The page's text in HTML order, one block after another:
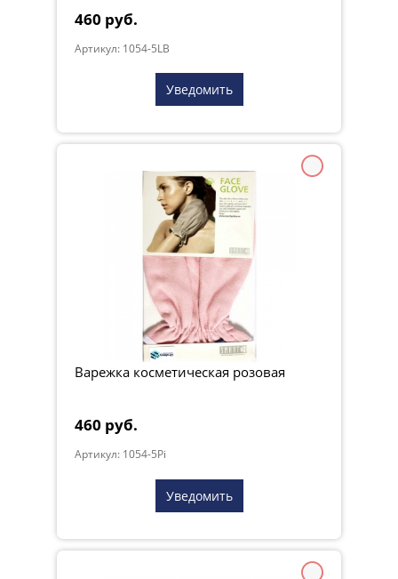
460 руб.
Артикул: 1054-5LB
Уведомить
Варежка косметическая розовая
460 руб.
Артикул: 1054-5Pi
Уведомить